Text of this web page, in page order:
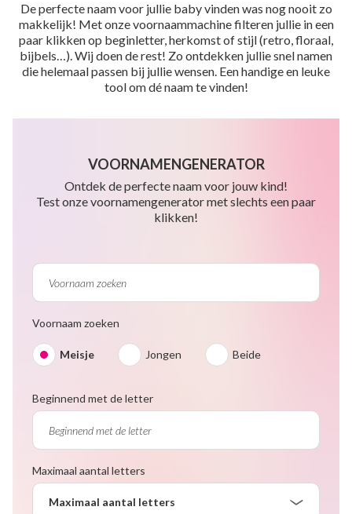
De perfecte naam voor jullie baby vinden was nog nooit zo
makkelijk! Met onze voornaammachine filteren jullie in een
paar klikken op beginletter, herkomst of stijl (retro, floraal,
bijbels…). Wij doen de rest! Zo ontdekken jullie snel namen
die helemaal passen bij jullie wensen. Een handige en leuke
tool om dé naam te vinden!
VOORNAMENGENERATOR
Ontdek de perfecte naam voor jouw kind!
Test onze voornamengenerator met slechts een paar
klikken!
Voornaam zoeken
Meisje Jongen Beide
Beginnend met de letter
Maximaal aantal letters
Maximaal aantal letters